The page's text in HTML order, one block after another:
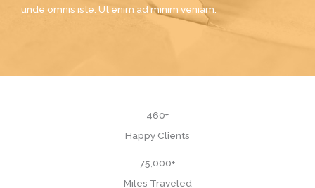
unde omnis iste. Ut enim ad minim veniam.
460+
Happy Clients
75,000+
Miles Traveled